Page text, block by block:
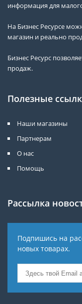
информация для
На Бизнес Ресурсе
магазин и реально
Бизнес Ресурс
продаж.
Полезные
Наши магазины
Партнерам
О нас
Помощь
Рассылка
Подпишись на
новых товарах.